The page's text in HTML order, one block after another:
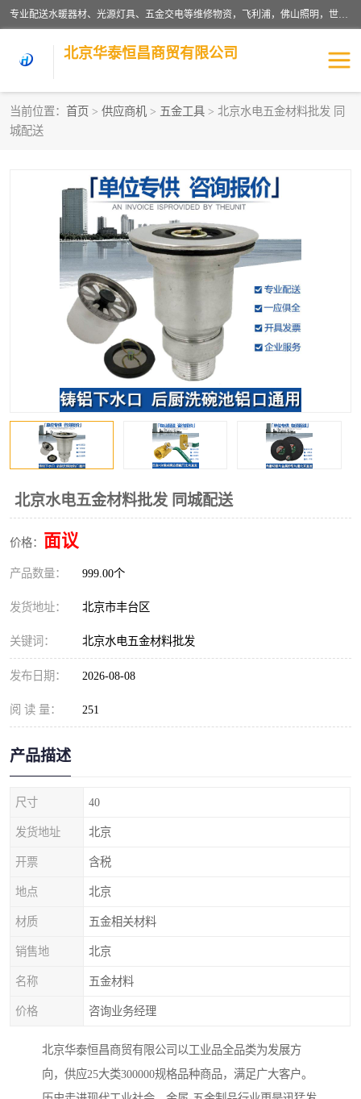
专业配送水暖器材、光源灯具、五金交电等维修物资，飞利浦，佛山照明，世达，博世，九牧，特陶等各产品涉及国内外知名品牌。公司专注与物业、学校、酒店、工厂等单位合作，提供一站式配送服务，降低客户综合成本。依托电子商务改变传统模式，以专业的团队为客户提供24H物资配送到达，货到月结、统一开票，便捷退换等服务，提高了企业的运营效率。
北京华泰恒昌商贸有限公司
当前位置： 首页 > 供应商机 > 五金工具 > 北京水电五金材料批发 同
城配送
北京水电五金材料批发 同城配送
价格： 面议
产品数量： 999.00个
发货地址： 北京市丰台区
关键词： 北京水电五金材料批发
发布日期： 2026-08-08
阅 读 量： 251
产品描述
尺寸 40
发货地址 北京
开票 含税
地点 北京
材质 五金相关材料
销售地 北京
名称 五金材料
价格 咨询业务经理
北京华泰恒昌商贸有限公司以工业品全品类为发展方
向，供应25大类300000规格品种商品，满足广大客户。
水暖阀门
涂料辅材